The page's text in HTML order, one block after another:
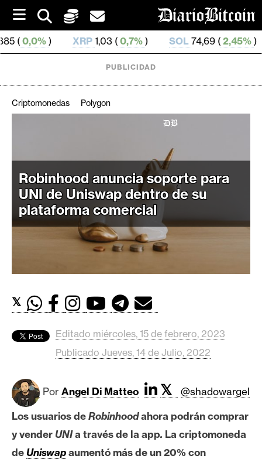
i
p
t
o
XRP1,03 ( 0,7% ) SOL74,69 ( 2,45%) TRX
i
p
t
o
M
a
o
t
o
i
n
PUBLICIDAD
Criptomonedas Polygon
Robinhood anuncia soporte para
UNI de Uniswap dentro de su
plataforma comercial
𝕏
Editado miércoles, 15 de febrero, 2023
Publicado Jueves, 14 de Julio, 2022
Por Angel Di Matteo 𝕏
@shadowargel
Los usuarios deRobinhoodahora podrán comprar
y vender UNIa través de la app. La criptomoneda
de Uniswapaumentó más de un 20% con